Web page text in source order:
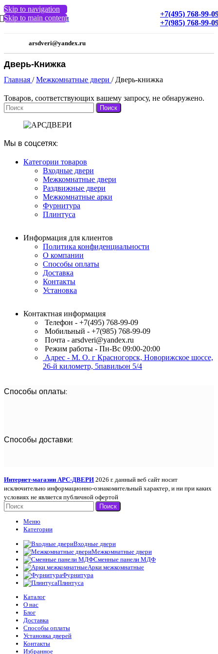
Skip to navigation
Skip to main content
МЕНЮ
+7(495) 768-99-
+7(985) 768-99-
arsdveri@yandex.ru
Дверь-Книжка
Главная / Межкомнатные двери / Дверь-книжка
Товаров, соответствующих вашему запросу, не обнаружено.
Поиск
Мы в соцсетях:
Категории товаров
Входные двери
Межкомнатные двери
Раздвижные двери
Межкомнатные арки
Фурнитура
Плинтуса
Информация для клиентов
Политика конфиденциальности
О компании
Способы оплаты
Доставка
Контакты
Установка
Контактная информация
Телефон - +7(495) 768-99-09
Мобильный - +7(985) 768-99-09
Почта - arsdveri@yandex.ru
Режим работы - Пн-Вс 09:00-20:00
Адрес - М. О. г Красногорск, Новорижское шоссе,
26-й километр, 5павильон 5/4
Способы оплаты:
Способы доставки:
Интернет-магазин АРС-ДВЕРИ 2026 г. данный веб сайт носит
исключительно информационно-ознакомительный характер, и ни при каких
условиях не является публичной офертой
Поиск
Меню
Категории
Входные двери
Межкомнатные двери
Сменные панели МДФ
Арки межкомнатные
Фурнитура
Плинтуса
Каталог
О нас
Блог
Доставка
Способы оплаты
Установка дверей
Контакты
Избранное